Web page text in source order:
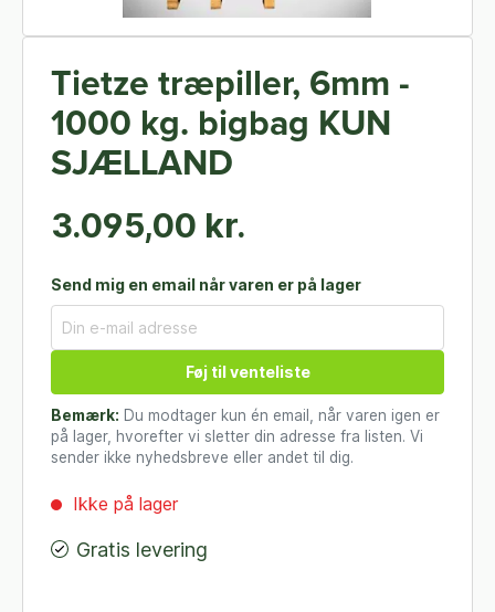
Tietze træpiller, 6mm -
1000 kg. bigbag KUN
SJÆLLAND
3.095,00 kr.
Send mig en email når varen er på lager
Føj til venteliste
Bemærk: Du modtager kun én email, når varen igen er
på lager, hvorefter vi sletter din adresse fra listen. Vi
sender ikke nyhedsbreve eller andet til dig.
Ikke på lager
Gratis levering